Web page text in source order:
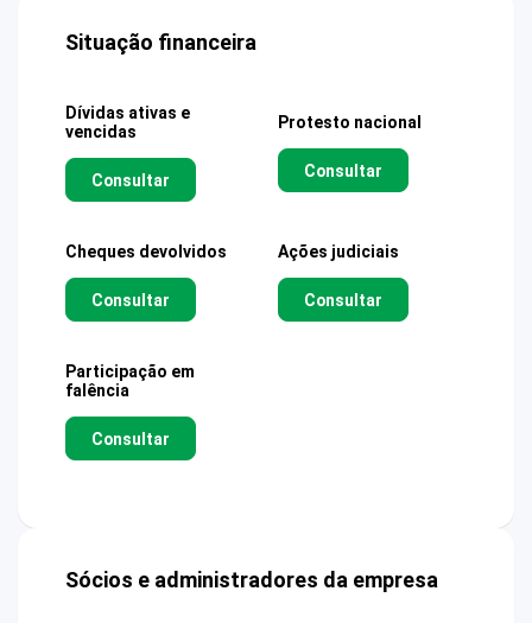
Situação financeira
Dívidas ativas e
vencidas
Consultar
Protesto nacional
Consultar
Cheques devolvidos
Consultar
Ações judiciais
Consultar
Participação em
falência
Consultar
Sócios e administradores da empresa